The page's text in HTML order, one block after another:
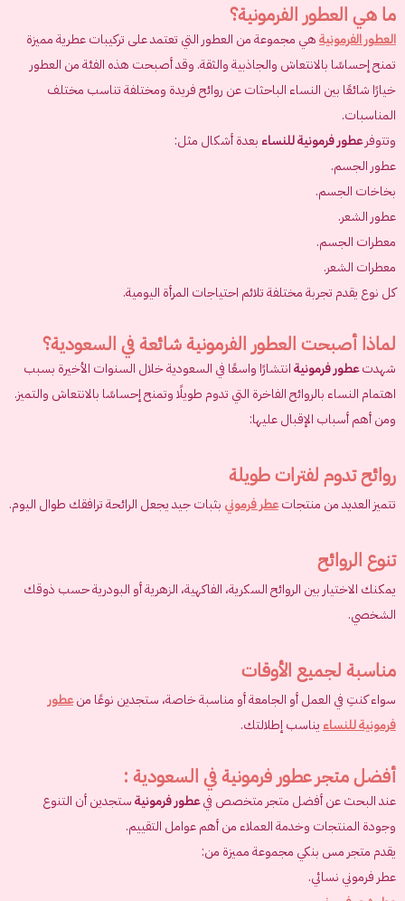
ما هي العطور الفرمونية؟
العطور الفرمونيةهي مجموعة من العطور التي تعتمد على تركيبات عطرية مميزة
تمنح إحساسًا بالانتعاش والجاذبية والثقة. وقد أصبحت هذه الفئة من العطور
خيارًا شائعًا بين النساء الباحثات عن روائح فريدة ومختلفة تناسب مختلف
المناسبات.
وتتوفرعطور فرمونية للنساء بعدة أشكال مثل:
عطور الجسم.
بخاخات الجسم.
عطور الشعر.
معطرات الجسم.
معطرات الشعر.
كل نوع يقدم تجربة مختلفة تلائم احتياجات المرأة اليومية.
لماذا أصبحت العطور الفرمونية شائعة في السعودية؟
شهدتعطور فرمونيةانتشارًا واسعًا في السعودية خلال السنوات الأخيرة بسبب
اهتمام النساء بالروائح الفاخرة التي تدوم طويلًا وتمنح إحساسًا بالانتعاش والتميز.
ومن أهم أسباب الإقبال عليها:
روائح تدوم لفترات طويلة
تتميز العديد من منتجاتعطر فرموني بثبات جيد يجعل الرائحة ترافقك طوال اليوم.
تنوع الروائح
يمكنك الاختيار بين الروائح السكرية، الفاكهية، الزهرية أو البودرية حسب ذوقك
الشخصي.
مناسبة لجميع الأوقات
سواء كنتِ في العمل أو الجامعة أو مناسبة خاصة، ستجدين نوعًا منعطور
فرمونية للنساء يناسب إطلالتك.
أفضل متجر عطور فرمونية في السعودية :
عند البحث عن أفضل متجر متخصص فيعطور فرمونيةستجدين أن التنوع
وجودة المنتجات وخدمة العملاء من أهم عوامل التقييم.
يقدم متجر مس بنكي مجموعة مميزة من:
عطر فرموني نسائي.